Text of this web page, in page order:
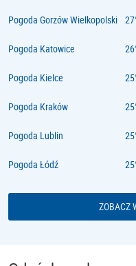
Pogoda Gorzów Wielkopolski
Pogoda Katowice
Pogoda Kielce
Pogoda Kraków
Pogoda Lublin
Pogoda Łódź
ZOBACZ